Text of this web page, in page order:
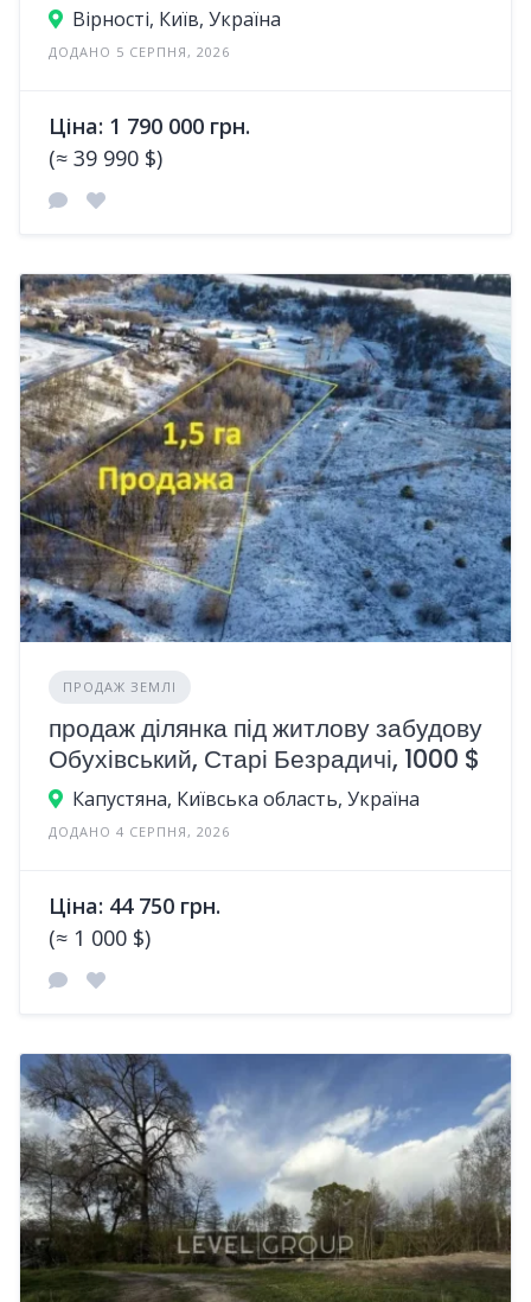
Вірності, Київ, Україна
ДОДАНО 5 СЕРПНЯ, 2026
Ціна: 1 790 000 грн.
(≈ 39 990 $)
ПРОДАЖ ЗЕМЛІ
продаж ділянка під житлову забудову
Обухівський, Старі Безрадичі, 1000 $
Капустяна, Київська область, Україна
ДОДАНО 4 СЕРПНЯ, 2026
Ціна: 44 750 грн.
(≈ 1 000 $)